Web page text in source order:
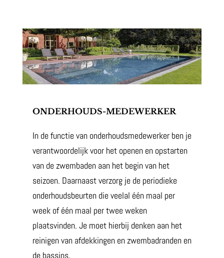
ONDERHOUDS-MEDEWERKER
In de functie van onderhoudsmedewerker ben je
verantwoordelijk voor het openen en opstarten
van de zwembaden aan het begin van het
seizoen. Daarnaast verzorg je de periodieke
onderhoudsbeurten die veelal één maal per
week of één maal per twee weken
plaatsvinden. Je moet hierbij denken aan het
reinigen van afdekkingen en zwembadranden en
de bassins.